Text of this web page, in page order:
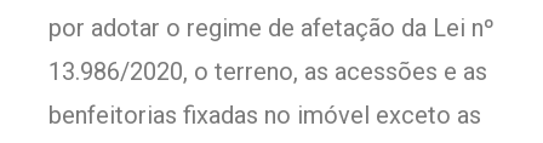
por adotar o regime de afetação da Lei nº
13.986/2020, o terreno, as acessões e as
benfeitorias fixadas no imóvel exceto as